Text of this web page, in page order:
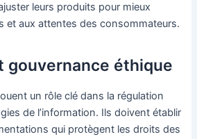
leurs produits pour mieux
et aux attentes des consommateurs.
gouvernance éthique
un rôle clé dans la régulation
de l’information. Ils doivent établir
qui protègent les droits des